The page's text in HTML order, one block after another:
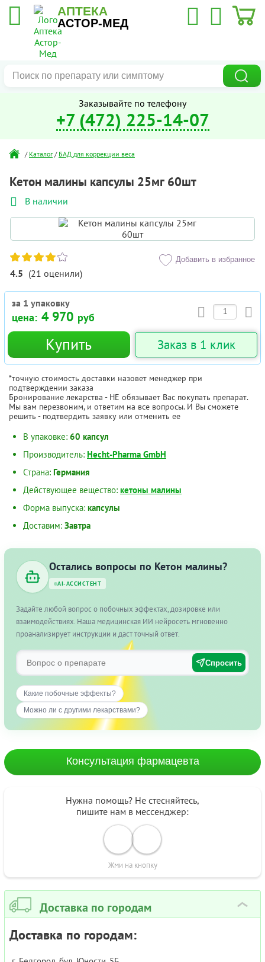
АПТЕКА
АСТОР-МЕД
Заказывайте по телефону
+7 (472) 225-14-07
/ Каталог / БАД для коррекции веса
Кетон малины капсулы 25мг 60шт
В наличии
4.5 (21 оценили)
Добавить в избранное
за 1 упаковку
цена: 4 970 руб
Купить Заказ в 1 клик
*точную стоимость доставки назовет менеджер при
подтверждении заказа
Бронирование лекарства - НЕ обязывает Вас покупать препарат.
Мы вам перезвоним, и ответим на все вопросы. И Вы сможете
решить - подтвердить заявку или отменить ее
В упаковке: 60 капсул
Производитель: Hecht-Pharma GmbH
Страна: Германия
Действующее вещество: кетоны малины
Форма выпуска: капсулы
Доставим: Завтра
Остались вопросы по Кетон малины?
AI-АССИСТЕНТ
Задайте любой вопрос о побочных эффектах, дозировке или
взаимодействиях. Наша медицинская ИИ нейросеть мгновенно
проанализирует инструкции и даст точный ответ.
Спросить
Какие побочные эффекты?
Можно ли с другими лекарствами?
Консультация фармацевта
Нужна помощь? Не стесняйтесь,
пишите нам в мессенджер:
Жми на кнопку
Доставка по городам ›
Доставка по городам: